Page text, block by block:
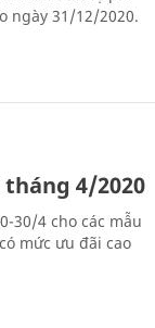
ngày 31/12/2020.
4/2020
30/4 cho các mẫu
mức ưu đãi cao